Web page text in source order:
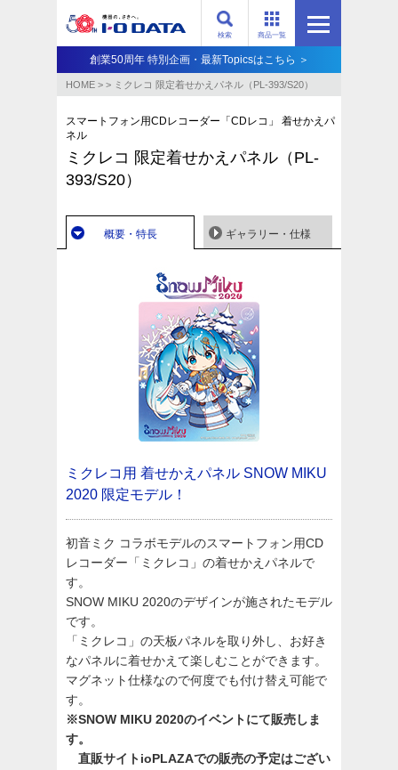
商品一覧
検索
創業50周年 特別企画・最新Topicsはこちら ＞
HOME > > ミクレコ 限定着せかえパネル（PL-393/S20）
スマートフォン用CDレコーダー「CDレコ」 着せかえパ
ネル
ミクレコ 限定着せかえパネル（PL-
393/S20）
概要・特長 ギャラリー・仕様
ミクレコ用 着せかえパネル SNOW MIKU
2020 限定モデル！
初音ミク コラボモデルのスマートフォン用CD
レコーダー「ミクレコ」の着せかえパネルで
す。
SNOW MIKU 2020のデザインが施されたモデル
です。
「ミクレコ」の天板パネルを取り外し、お好き
なパネルに着せかえて楽しむことができます。
マグネット仕様なので何度でも付け替え可能で
す。
※SNOW MIKU 2020のイベントにて販売しま
す。
直販サイトioPLAZAでの販売の予定はござい